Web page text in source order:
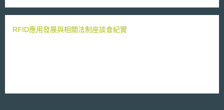
﹙excellence﹚、創新﹙Innovation﹚、有責性﹙accountability﹚。 3、操
「踐行預防措施」及「本準則之宣導及監管」等三大部分提供細部指引。
法院係本年8月31日由其第12屆全國人民代表大會常務委員會第10次會議所
條，知識產權法院管轄的第一審案件包括三類：一、專利、植物新品種、集
RFID應用發展與相關法制座談會紀實